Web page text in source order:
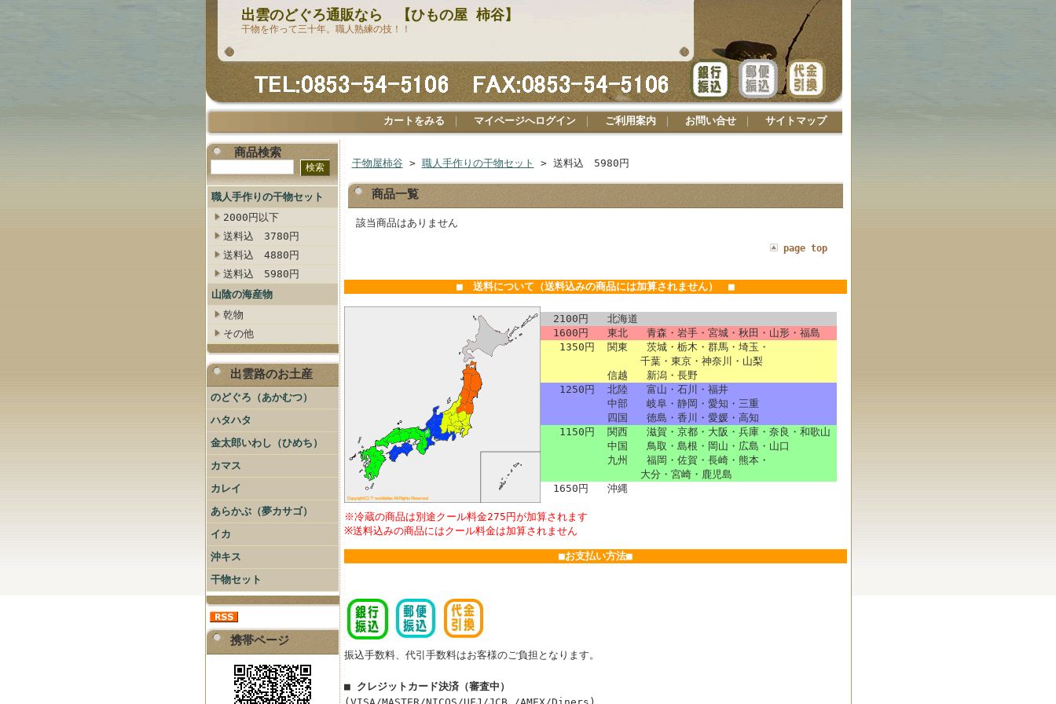
出雲のどぐろ通販なら 【ひもの屋 柿谷】
干物を作って三十年。職人熟練の技！！
カートをみる ｜ マイページへログイン｜ ご利用案内｜ お問い合せ｜ サイトマップ
商品検索
職人手作りの干物セット
2000円以下
送料込 3780円
送料込 4880円
送料込 5980円
山陰の海産物
乾物
その他
出雲路のお土産
のどぐろ（あかむつ）
ハタハタ
金太郎いわし（ひめち）
カマス
カレイ
あらかぶ（夢カサゴ）
イカ
沖キス
干物セット
携帯ページ
干物屋柿谷> 職人手作りの干物セット > 送料込 5980円
商品一覧
該当商品はありません
page top
■ 送料について（送料込みの商品には加算されません） ■
2100円
北海道
1600円
東北
青森・岩手・宮城・秋田・山形・福島
1350円 関東
信越
茨城・栃木・群馬・埼玉・
千葉・東京・神奈川・山梨
新潟・長野
1250円 北陸
中部
四国
富山・石川・福井
岐阜・静岡・愛知・三重
徳島・香川・愛媛・高知
1150円 関西
中国
九州
滋賀・京都・大阪・兵庫・奈良・和歌山
鳥取・島根・岡山・広島・山口
福岡・佐賀・長崎・熊本・
大分・宮崎・鹿児島
1650円
沖縄
※冷蔵の商品は別途クール料金275円が加算されます
※送料込みの商品にはクール料金は加算されません
■お支払い方法■
振込手数料、代引手数料はお客様のご負担となります。
■ クレジットカード決済（審査中）